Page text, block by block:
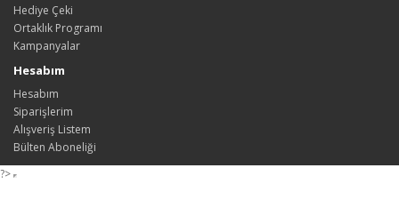
Hediye Çeki
Ortaklık Programı
Kampanyalar
Hesabım
Hesabım
Siparişlerim
Alışveriş Listem
Bülten Aboneliği
?>